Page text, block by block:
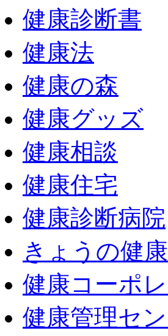
健康診断書
健康法
健康の森
健康グッズ
健康相談
健康住宅
健康診断病院
きょうの健康
健康コーポ
健康管理セ